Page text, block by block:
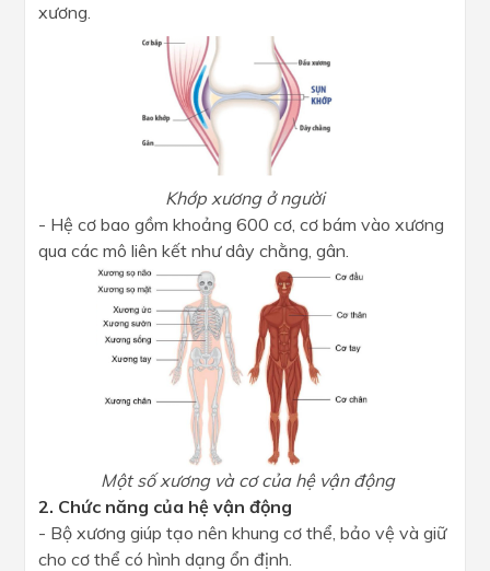
xương.
Khớp xương ở người
- Hệ cơ bao gồm khoảng 600 cơ, cơ bám vào xương
qua các mô liên kết như dây chằng, gân.
Một số xương và cơ của hệ vận động
2. Chức năng của hệ vận động
- Bộ xương giúp tạo nên khung cơ thể, bảo vệ và giữ
cho cơ thể có hình dạng ổn định.